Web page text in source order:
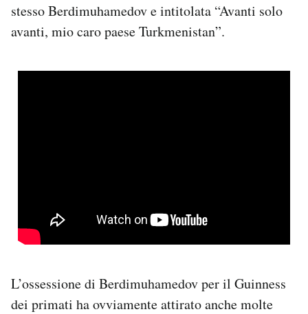
stesso Berdimuhamedov e intitolata “Avanti solo
avanti, mio caro paese Turkmenistan”.
L’ossessione di Berdimuhamedov per il Guinness
dei primati ha ovviamente attirato anche molte